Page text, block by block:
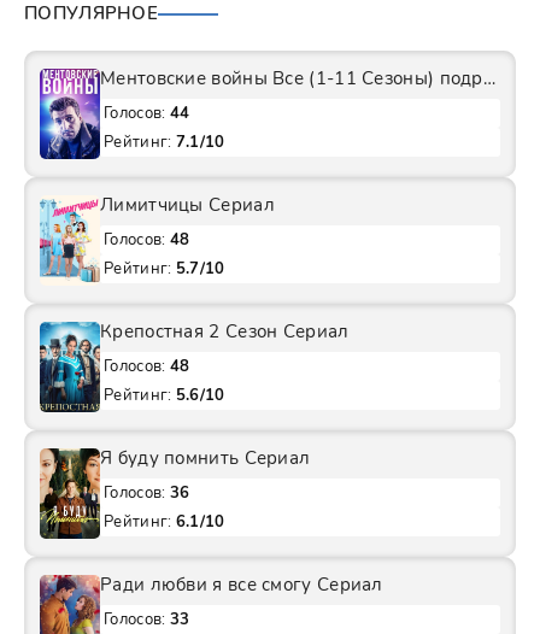
ПОПУЛЯРНОЕ
Ментовские войны Все (1-11 Сезоны) подряд Сериал
Голосов: 44
Рейтинг: 7.1/10
Лимитчицы Сериал
Голосов: 48
Рейтинг: 5.7/10
Крепостная 2 Сезон Сериал
Голосов: 48
Рейтинг: 5.6/10
Я буду помнить Сериал
Голосов: 36
Рейтинг: 6.1/10
Ради любви я все смогу Сериал
Голосов: 33